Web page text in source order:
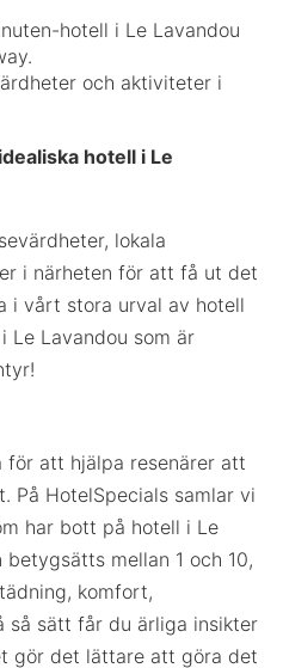
hotell i Le Lavandou
och aktiviteter i
hotell i Le
lokala
i närheten för att få ut det
i vårt stora urval av hotell
Le Lavandou som är
för att hjälpa resenärer att
På HotelSpecials samlar vi
har bott på hotell i Le
betygsätts mellan 1 och 10,
komfort,
så sätt får du ärliga insikter
gör det lättare att göra det